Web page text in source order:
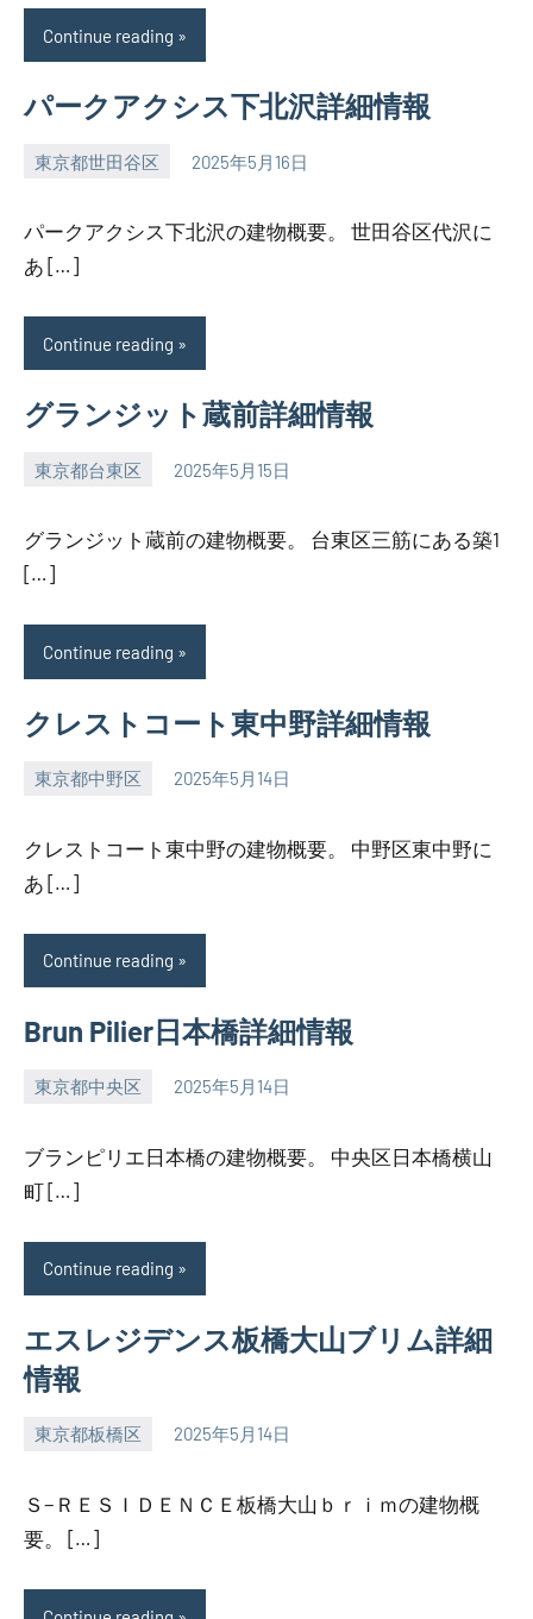
Continue reading
パークアクシス下北沢詳細情報
東京都世田谷区 2025年5月16日
SEZIMO
パークアクシス下北沢の建物概要。 世田谷区代沢に
あ […]
Continue reading
グランジット蔵前詳細情報
東京都台東区 2025年5月15日
SEZIMO
グランジット蔵前の建物概要。 台東区三筋にある築1
[…]
Continue reading
クレストコート東中野詳細情報
東京都中野区 2025年5月14日
SEZIMO
クレストコート東中野の建物概要。 中野区東中野に
あ […]
Continue reading
Brun Pilier日本橋詳細情報
東京都中央区 2025年5月14日
SEZIMO
ブランピリエ日本橋の建物概要。 中央区日本橋横山
町 […]
Continue reading
エスレジデンス板橋大山ブリム詳細
情報
東京都板橋区 2025年5月14日
SEZIMO
Ｓ−ＲＥＳＩＤＥＮＣＥ板橋大山ｂｒｉｍの建物概
要。 […]